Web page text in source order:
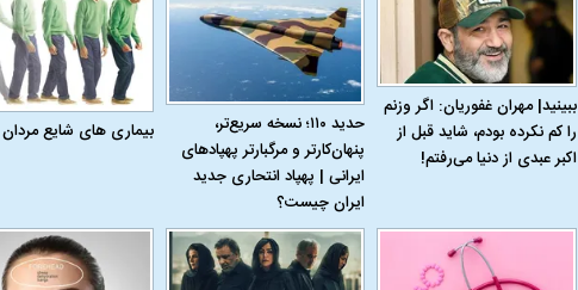
ببینید| مهران غفوریان: اگر وزنم
را کم نکرده بودم، شاید قبل از
اکبر عبدی از دنیا می‌رفتم!
حدید ۱۱۰؛ نسخه سریع‌تر،
پنهان‌کارتر و مرگبارتر پهپادهای
ایرانی | پهپاد انتحاری جدید
ایران چیست؟
بیماری‌ های شایع مردان
علت تنگی نفس و راه های درمان آن دلیل علاقه برخی افراد به فال و طالع‌بینی